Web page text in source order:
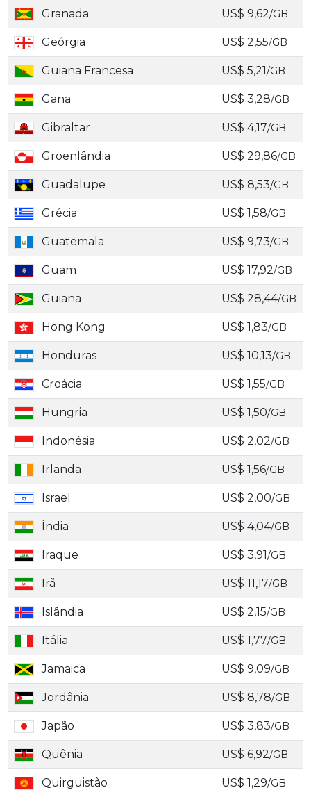
Granada US$ 9,62/GB
Geórgia US$ 2,55/GB
Guiana Francesa US$ 5,21/GB
Gana US$ 3,28/GB
Gibraltar US$ 4,17/GB
Groenlândia US$ 29,86/GB
Guadalupe US$ 8,53/GB
Grécia US$ 1,58/GB
Guatemala US$ 9,73/GB
Guam US$ 17,92/GB
Guiana US$ 28,44/GB
Hong Kong US$ 1,83/GB
Honduras US$ 10,13/GB
Croácia US$ 1,55/GB
Hungria US$ 1,50/GB
Indonésia US$ 2,02/GB
Irlanda US$ 1,56/GB
Israel US$ 2,00/GB
Índia US$ 4,04/GB
Iraque US$ 3,91/GB
Irã US$ 11,17/GB
Islândia US$ 2,15/GB
Itália US$ 1,77/GB
Jamaica US$ 9,09/GB
Jordânia US$ 8,78/GB
Japão US$ 3,83/GB
Quênia US$ 6,92/GB
Quirguistão US$ 1,29/GB